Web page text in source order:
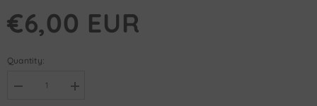
€6,00 EUR
Quantity:
Decrease
Increase